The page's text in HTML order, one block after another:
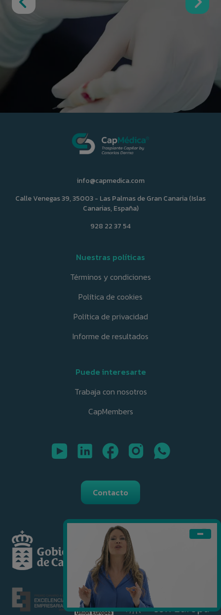
info@capmedica.com
Calle Venegas 39, 35003 - Las Palmas de Gran Canaria (Islas
Canarias, España)
928 22 37 54
Nuestras políticas
Términos y condiciones
Política de cookies
Política de privacidad
Informe de resultados
Puede interesarte
Trabaja con nosotros
CapMembers
Contacto